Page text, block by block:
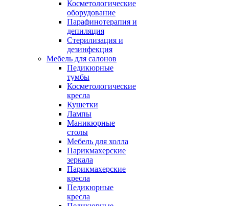
Косметологические
оборудование
Парафинотерапия и
депиляция
Стерилизация и
дезинфекция
Мебель для салонов
Педикюрные
тумбы
Косметологические
кресла
Кушетки
Лампы
Маникюрные
столы
Мебель для холла
Парикмахерские
зеркала
Парикмахерские
кресла
Педикюрные
кресла